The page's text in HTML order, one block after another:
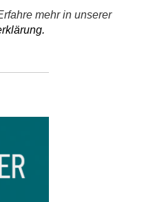
mehr in unserer